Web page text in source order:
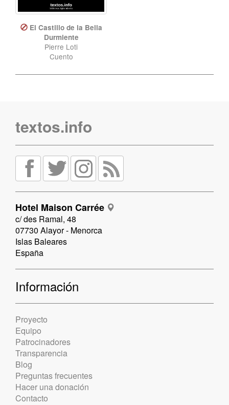
El Castillo de la Bella
Durmiente
Pierre Loti
Cuento
textos.info
Hotel Maison Carrée
c/ des Ramal, 48
07730 Alayor - Menorca
Islas Baleares
España
Información
Proyecto
Equipo
Patrocinadores
Transparencia
Blog
Preguntas frecuentes
Hacer una donación
Contacto